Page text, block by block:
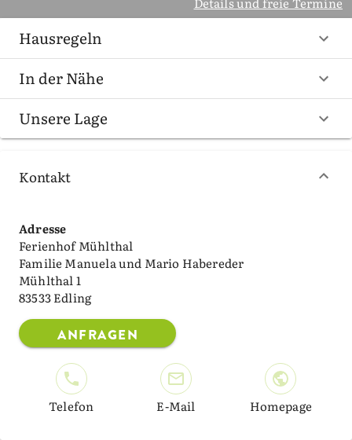
Hausregeln
In der Nähe
Unsere Lage
Kontakt
Adresse
Ferienhof Mühlthal
Familie Manuela und Mario Habereder
Mühlthal 1
83533 Edling
ANFRAGEN
Telefon E-Mail Homepage